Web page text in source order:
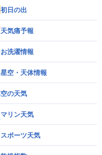
初日の出
天気痛予報
お洗濯情報
星空・天体情報
空の天気
マリン天気
スポーツ天気